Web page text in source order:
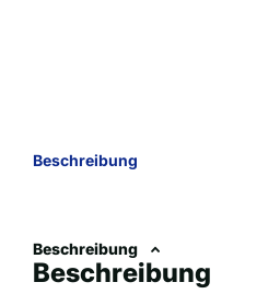
Beschreibung
Beschreibung
Beschreibung